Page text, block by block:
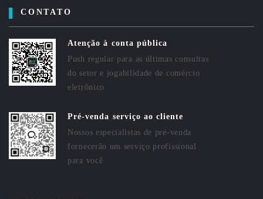
CONTATO
Atenção à conta pública
Push regular para as últimas consultas
do setor e jogabilidade de comércio
eletrônico
Pré-venda serviço ao cliente
Nossos especialistas de pré-venda
fornecerão um serviço profissional
para você